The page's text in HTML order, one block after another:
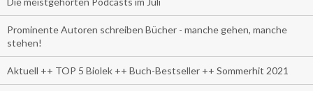
Prominente Autoren schreiben Bücher - manche gehen, manche
stehen!
Aktuell ++ TOP 5 Biolek ++ Buch-Bestseller ++ Sommerhit 2021